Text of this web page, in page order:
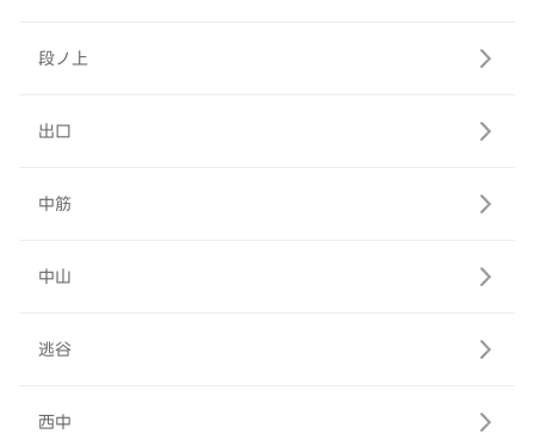
段ノ上
出口
中筋
中山
逃谷
西中